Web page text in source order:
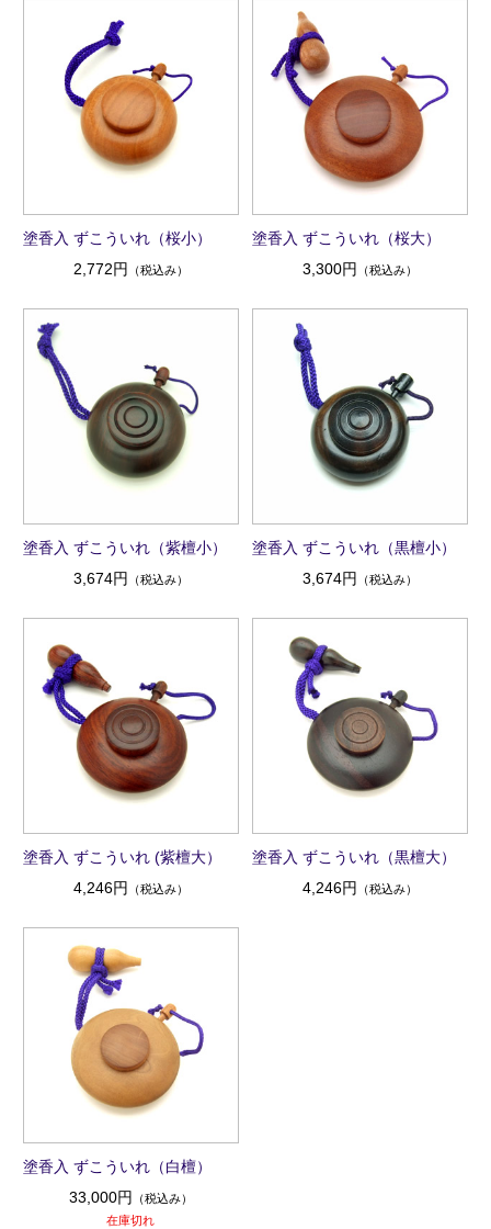
塗香入 ずこういれ（桜小）
2,772円
（税込み）
塗香入 ずこういれ（桜大）
3,300円
（税込み）
塗香入 ずこういれ（紫檀小）
3,674円
（税込み）
塗香入 ずこういれ（黒檀小）
3,674円
（税込み）
塗香入 ずこういれ (紫檀大）
4,246円
（税込み）
塗香入 ずこういれ（黒檀大）
4,246円
（税込み）
塗香入 ずこういれ（白檀）
33,000円
（税込み）
在庫切れ